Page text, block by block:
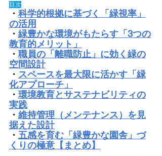
目次
・ 科学的根拠に基づく「緑視率」
の活用
・ 緑豊かな環境がもたらす「3つの
教育的メリット」
・ 職員の「離職防止」に効く緑の
空間設計
・ スペースを最大限に活かす「緑
化アプローチ」
・ 環境教育とサステナビリティの
実践
・ 維持管理（メンテナンス）を見
据えた設計
・ 五感を育む「緑豊かな園舎」づ
くりの極意【まとめ】